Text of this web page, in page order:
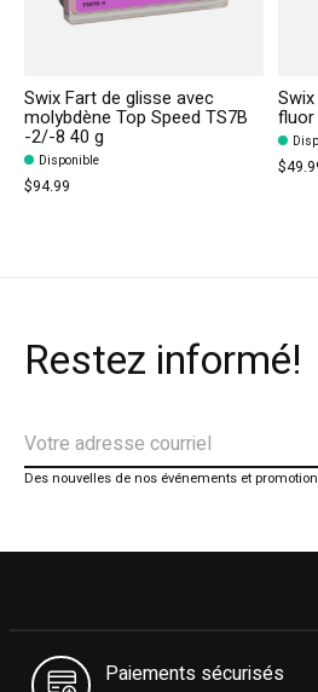
Swix Fart de glisse avec
molybdène Top Speed TS7B
-2/-8 40 g
Disponible
$94.99
fluor
Restez informé!
Des nouvelles de nos événements et
Paiements sécurisés